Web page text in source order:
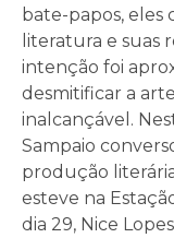
bate-papos, eles
literatura e suas
intenção foi
desmitificar a
inalcançável.
Sampaio
produção
esteve na
dia 29, Nice